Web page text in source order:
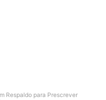
Respaldo para Prescrever